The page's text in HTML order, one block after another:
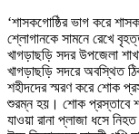
‘শাসকগোষ্ঠির ভাগ করে
শ্লোগানকে সামনে রেখে
খাগড়াছড়ি সদর উপজেলা
খাগড়াছড়ি সদরে অবস্থিত
শহীদদের স্মরণ করে শোক
শুরম্ন হয়। শোক প্রস্তাবে
যাওয়া রানা প্লাজা ধসে